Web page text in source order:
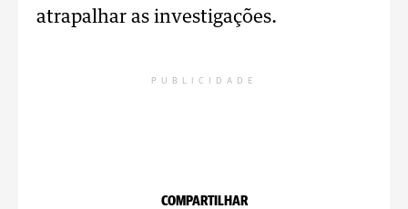
atrapalhar as investigações.
PUBLICIDADE
COMPARTILHAR